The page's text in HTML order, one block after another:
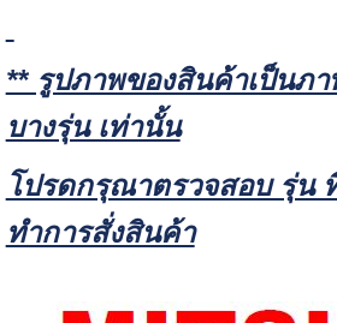
** รูปภาพของสินค้าเป็นภา
บางรุ่น เท่านั้น
โปรดกรุณาตรวจสอบ รุ่น
ทำการสั่งสินค้า